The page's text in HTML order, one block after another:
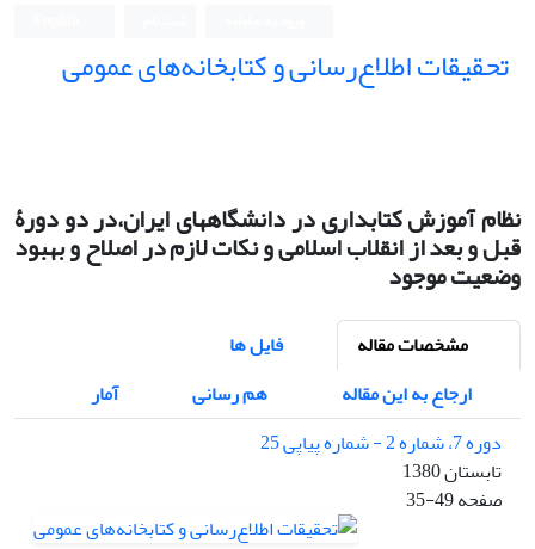
تحقیقات اطلاع‌رسانی و کتابخانه‌های عمومی
نظام آموزش کتابداری در دانشگاههای ایران،در دو دورۀ
قبل و بعد از انقلاب اسلامی و نکات لازم در اصلاح و بهبود
وضعیت موجود
مشخصات مقاله
فایل ها
ارجاع به این مقاله
هم رسانی
آمار
دوره 7، شماره 2 - شماره پیاپی 25
تابستان 1380
صفحه35-49